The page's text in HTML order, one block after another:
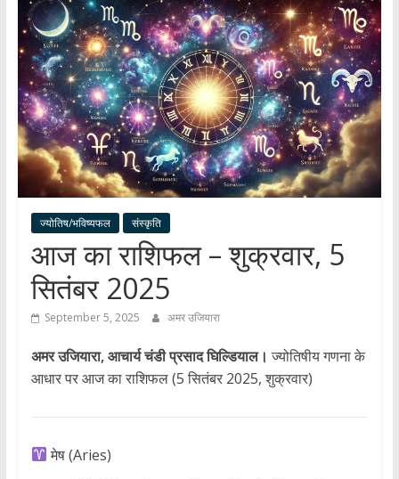
हर
खबर
।
सच्ची
खबर
।
सबकी
खबर
ज्योतिष/भविष्यफल संस्कृति
आज का राशिफल – शुक्रवार, 5
सितंबर 2025
September 5, 2025 अमर उजियारा
अमर उजियारा, आचार्य चंडी प्रसाद घिल्डियाल। ज्योतिषीय गणना के
आधार पर आज का राशिफल (5 सितंबर 2025, शुक्रवार)
मेष (Aries)